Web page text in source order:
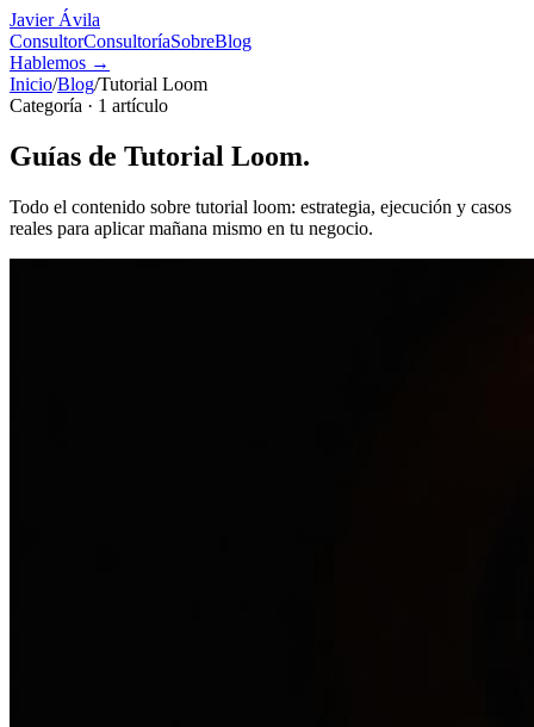
Javier Ávila
ConsultorConsultoríaSobreBlog
Hablemos →
Inicio/Blog/Tutorial Loom
Categoría · 1 artículo
Guías de Tutorial Loom.
Todo el contenido sobre tutorial loom: estrategia, ejecución y casos
reales para aplicar mañana mismo en tu negocio.